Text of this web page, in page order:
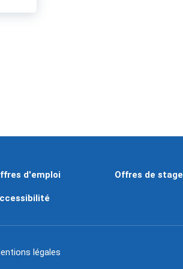
d'emploi Offres de stage
légales